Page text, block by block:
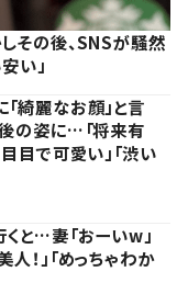
その後、SNSが騒然
い」
綺麗なお顔」と言
の姿に…「将来有
目で可愛い」「渋い
と…妻「おーいw」
！」「めっちゃわか